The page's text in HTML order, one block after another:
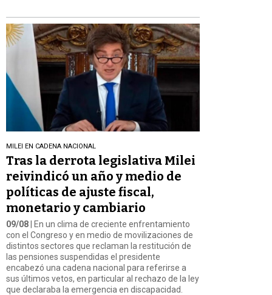
MILEI EN CADENA NACIONAL
Tras la derrota legislativa Milei
reivindicó un año y medio de
políticas de ajuste fiscal,
monetario y cambiario
09/08 | En un clima de creciente enfrentamiento
con el Congreso y en medio de movilizaciones de
distintos sectores que reclaman la restitución de
las pensiones suspendidas el presidente
encabezó una cadena nacional para referirse a
sus últimos vetos, en particular al rechazo de la ley
que declaraba la emergencia en discapacidad.